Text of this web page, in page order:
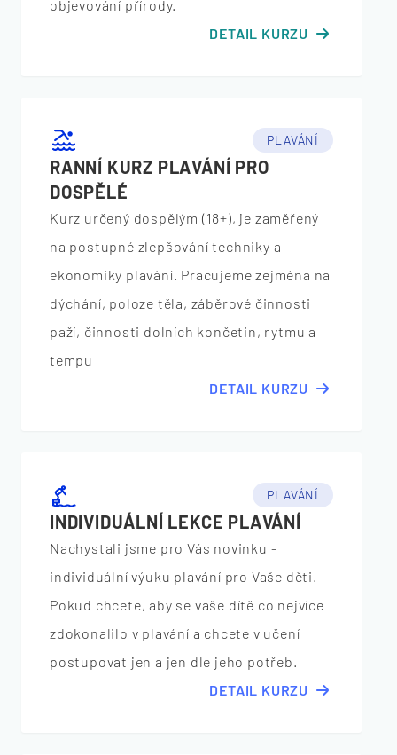
objevování přírody.
DETAIL KURZU
PLAVÁNÍ
RANNÍ KURZ PLAVÁNÍ PRO
DOSPĚLÉ
Kurz určený dospělým (18+), je zaměřený
na postupné zlepšování techniky a
ekonomiky plavání. Pracujeme zejména na
dýchání, poloze těla, záběrové činnosti
paží, činnosti dolních končetin, rytmu a
tempu
DETAIL KURZU
PLAVÁNÍ
INDIVIDUÁLNÍ LEKCE PLAVÁNÍ
Nachystali jsme pro Vás novinku -
individuální výuku plavání pro Vaše děti.
Pokud chcete, aby se vaše dítě co nejvíce
zdokonalilo v plavání a chcete v učení
postupovat jen a jen dle jeho potřeb.
DETAIL KURZU